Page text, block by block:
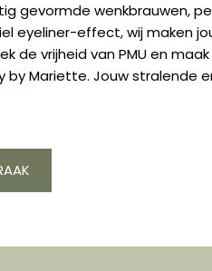
gevormde wenkbrauwen,
eyeliner-effect, wij maken
de vrijheid van PMU en
by Mariette. Jouw stralende